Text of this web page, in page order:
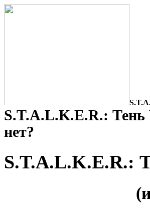
S.T.A.L.K.E.R.:
нет?
S.T.A.L.K.E.R.: